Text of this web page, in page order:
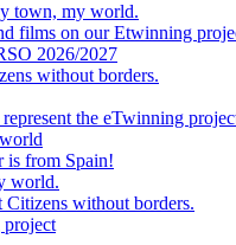
town, my world.
films on our Etwinning
2026/2027
without borders.
the eTwinning
is from Spain!
world.
without borders.
project